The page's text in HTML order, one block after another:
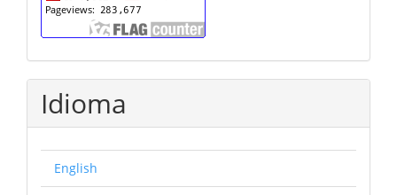
Idioma
English